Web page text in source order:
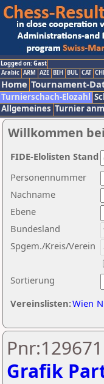
Logged on: Gast
Arabic ARM AZE BIH BUL CAT
Home Tournament-
Turnierschach-Elozahl
Allgemeines Turnier
Willkommen
Nachname
Ebene
Sortierung
Personennummer
Bundesland
Spgem./Kreis/Verein
Vereinslisten:Wien
FIDE-Elolisten Stand
Grafik